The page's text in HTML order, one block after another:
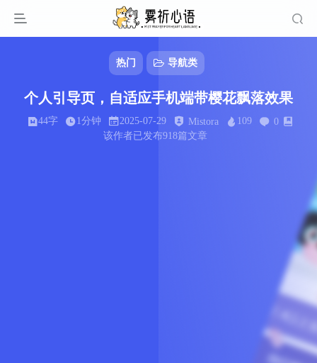
热门 导航类
个人引导页，自适应手机端带樱花飘落效果
44字 1分钟 2025-07-29 Mistora 109
0
该作者已发布918篇文章